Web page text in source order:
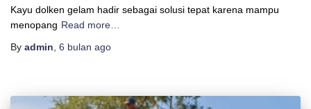
Kayu dolken gelam hadir sebagai solusi tepat karena mampu
menopang Read more…
By admin 6 bulan ago